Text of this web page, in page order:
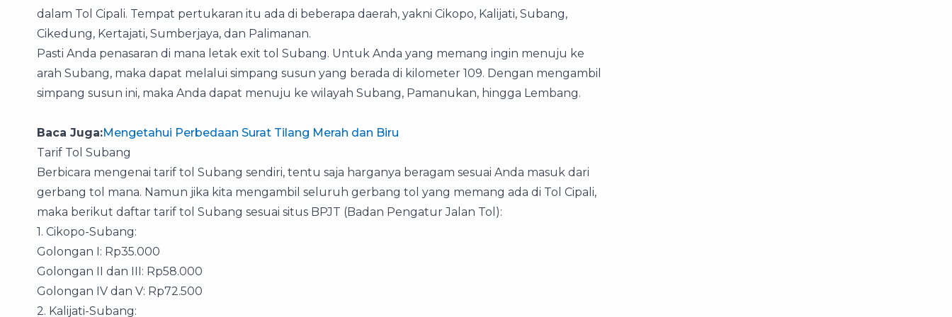
dalam Tol Cipali. Tempat pertukaran itu ada di beberapa daerah, yakni Cikopo, Kalijati, Subang,
Cikedung, Kertajati, Sumberjaya, dan Palimanan.
Pasti Anda penasaran di mana letak exit tol Subang. Untuk Anda yang memang ingin menuju ke
arah Subang, maka dapat melalui simpang susun yang berada di kilometer 109. Dengan mengambil
simpang susun ini, maka Anda dapat menuju ke wilayah Subang, Pamanukan, hingga Lembang.
Baca Juga:Mengetahui Perbedaan Surat Tilang Merah dan Biru
Tarif Tol Subang
Berbicara mengenai tarif tol Subang sendiri, tentu saja harganya beragam sesuai Anda masuk dari
gerbang tol mana. Namun jika kita mengambil seluruh gerbang tol yang memang ada di Tol Cipali,
maka berikut daftar tarif tol Subang sesuai situs BPJT (Badan Pengatur Jalan Tol):
1. Cikopo-Subang:
Golongan I: Rp35.000
Golongan II dan III: Rp58.000
Golongan IV dan V: Rp72.500
2. Kalijati-Subang: